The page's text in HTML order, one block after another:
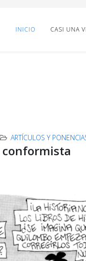
INICIO CASI UNA
ARTÍCULOS Y